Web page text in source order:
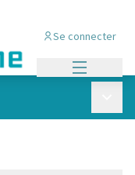
Se connecter